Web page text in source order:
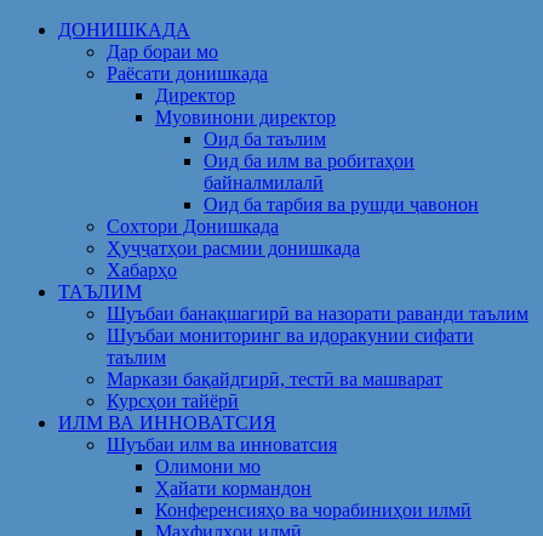
Skip
ДОНИШКАДА
Дар бораи мо
Раёсати донишкада
Директор
Муовинони директор
Оид ба таълим
Оид ба илм ва робитаҳои
байналмилалӣ
Оид ба тарбия ва рушди ҷавонон
Сохтори Донишкада
Ҳуҷҷатҳои расмии донишкада
Хабарҳо
ТАЪЛИМ
Шуъбаи банақшагирӣ ва назорати раванди таълим
Шуъбаи мониторинг ва идоракунии сифати
таълим
Маркази бақайдгирӣ, тестӣ ва машварат
Курсҳои тайёрӣ
ИЛМ ВА ИННОВАТСИЯ
Шуъбаи илм ва инноватсия
Олимони мо
Ҳайати кормандон
Конференсияҳо ва чорабиниҳои илмӣ
Маҳфилҳои илмӣ